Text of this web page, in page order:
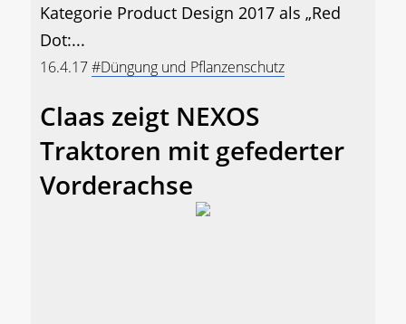
Kategorie Product Design 2017 als „Red
Dot:...
16.4.17#Düngung und Pflanzenschutz
Claas zeigt NEXOS
Traktoren mit gefederter
Vorderachse